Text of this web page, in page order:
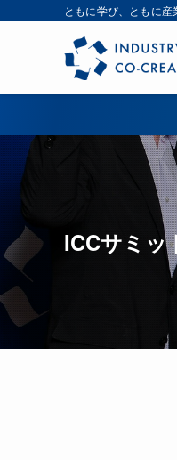
ともに学び、ともに産
ICCサミッ